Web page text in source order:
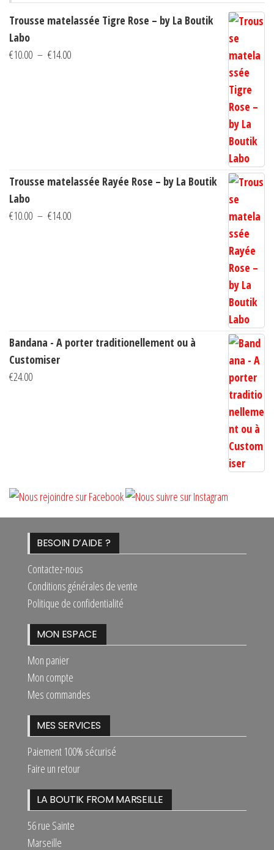
la
Trousse matelassée Tigre Rose – by La Boutik
Labo
€10.00 – €14.00Plage
Trousse matelassée Rayée Rose – by La Boutik
Labo
€10.00 – €14.00Plage
Bandana - A porter traditionellement ou à
Customiser
€24.00
BESOIN D’AIDE ?
Contactez-nous
Conditions générales de vente
Politique de confidentialité
MON ESPACE
Mon panier
Mon compte
Mes commandes
MES SERVICES
Paiement 100% sécurisé
Faire un retour
LA BOUTIK FROM MARSEILLE
56 rue Sainte
Marseille